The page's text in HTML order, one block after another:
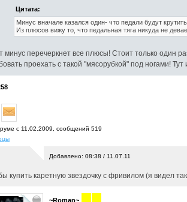
Цитата:
Минус вначале казался один- что педали будут
Из плюсов вижу то, что педальная тяга никуда не
минус перечеркнет все плюсы! Стоит только один
проехать с такой "мясорубкой" под ногами!
с 11.02.2009, cообщений 519
Добавлено: 08:38 / 11.07.11
купить каретную звездочку с фривилом (я видел
~Roman~